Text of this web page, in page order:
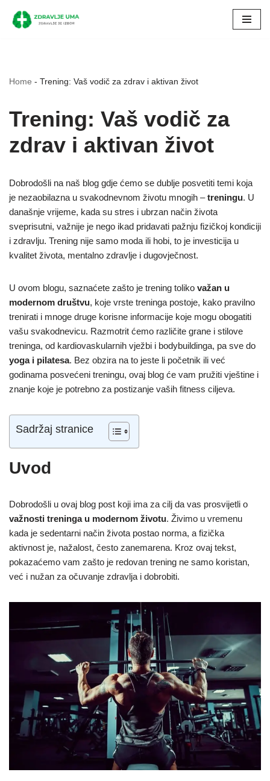
Skip
Home - Trening: Vaš vodič za zdrav i aktivan život
Trening: Vaš vodič za
zdrav i aktivan život
Dobrodošli na naš blog gdje ćemo se dublje posvetiti temi koja
je nezaobilazna u svakodnevnom životu mnogih –treningu. U
današnje vrijeme, kada su stres i ubrzan način života
sveprisutni, važnije je nego ikad pridavati pažnju fizičkoj kondiciji
i zdravlju. Trening nije samo moda ili hobi, to je investicija u
kvalitet života, mentalno zdravlje i dugovječnost.
U ovom blogu, saznaćete zašto je trening toliko važan u
modernom društvu, koje vrste treninga postoje, kako pravilno
trenirati i mnoge druge korisne informacije koje mogu obogatiti
vašu svakodnevicu. Razmotrit ćemo različite grane i stilove
treninga, od kardiovaskularnih vježbi i bodybuildinga, pa sve do
yoga i pilatesa. Bez obzira na to jeste li početnik ili već
godinama posvećeni treningu, ovaj blog će vam pružiti vještine i
znanje koje je potrebno za postizanje vaših fitness ciljeva.
Sadržaj stranice
Uvod
Dobrodošli u ovaj blog post koji ima za cilj da vas prosvijetli o
važnosti treninga u modernom životu. Živimo u vremenu
kada je sedentarni način života postao norma, a fizička
aktivnost je, nažalost, često zanemarena. Kroz ovaj tekst,
pokazaćemo vam zašto je redovan trening ne samo koristan,
već i nužan za očuvanje zdravlja i dobrobiti.